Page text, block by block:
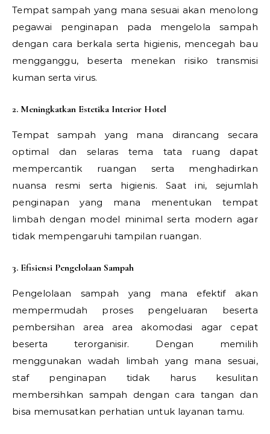
Tempat sampah yang mana sesuai akan menolong
pegawai penginapan pada mengelola sampah
dengan cara berkala serta higienis, mencegah bau
mengganggu, beserta menekan risiko transmisi
kuman serta virus.
2. Meningkatkan Estetika Interior Hotel
Tempat sampah yang mana dirancang secara
optimal dan selaras tema tata ruang dapat
mempercantik ruangan serta menghadirkan
nuansa resmi serta higienis. Saat ini, sejumlah
penginapan yang mana menentukan tempat
limbah dengan model minimal serta modern agar
tidak mempengaruhi tampilan ruangan.
3. Efisiensi Pengelolaan Sampah
Pengelolaan sampah yang mana efektif akan
mempermudah proses pengeluaran beserta
pembersihan area area akomodasi agar cepat
beserta terorganisir. Dengan memilih
menggunakan wadah limbah yang mana sesuai,
staf penginapan tidak harus kesulitan
membersihkan sampah dengan cara tangan dan
bisa memusatkan perhatian untuk layanan tamu.